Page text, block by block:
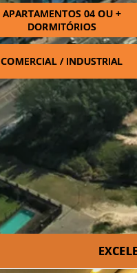
APARTAMENTOS 04 OU +
DORMITÓRIOS
COMERCIAL / INDUSTRIAL